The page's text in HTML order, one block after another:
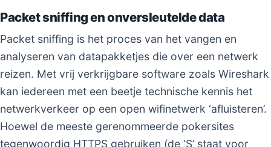
Packet sniffing en onversleutelde data
Packet sniffing is het proces van het vangen en
analyseren van datapakketjes die over een netwerk
reizen. Met vrij verkrijgbare software zoals Wireshark
kan iedereen met een beetje technische kennis het
netwerkverkeer op een open wifinetwerk ‘afluisteren’.
Hoewel de meeste gerenommeerde pokersites
tegenwoordig HTTPS gebruiken (de ‘S’ staat voor